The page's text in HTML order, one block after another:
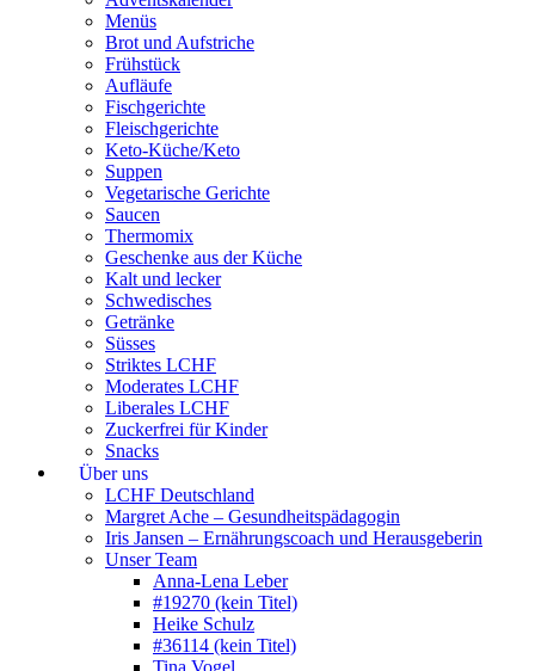
Menüs
Brot und Aufstriche
Frühstück
Aufläufe
Fischgerichte
Fleischgerichte
Keto-Küche/Keto
Suppen
Vegetarische Gerichte
Saucen
Thermomix
Geschenke aus der Küche
Kalt und lecker
Schwedisches
Getränke
Süsses
Striktes LCHF
Moderates LCHF
Liberales LCHF
Zuckerfrei für Kinder
Snacks
Über uns
LCHF Deutschland
Margret Ache – Gesundheitspädagogin
Iris Jansen – Ernährungscoach und Herausgeberin
Unser Team
Anna-Lena Leber
#19270 (kein Titel)
Heike Schulz
#36114 (kein Titel)
Tina Vogel